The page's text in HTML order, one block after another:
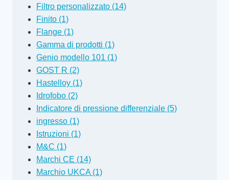
Filtro personalizzato (14)
Finito (1)
Flange (1)
Gamma di prodotti (1)
Genio modello 101 (1)
GOST R (2)
Hastelloy (1)
Idrofobo (2)
Indicatore di pressione differenziale (5)
ingresso (1)
Istruzioni (1)
M&C (1)
Marchi CE (14)
Marchio UKCA (1)